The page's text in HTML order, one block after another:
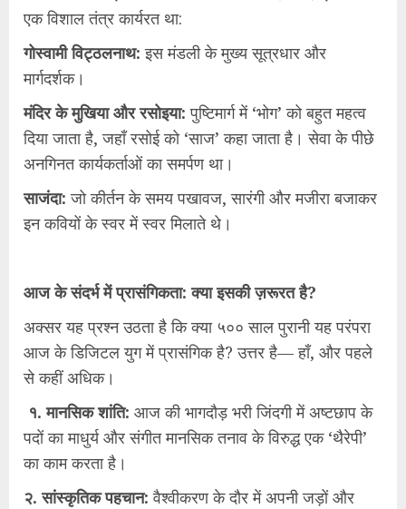
एक विशाल तंत्र कार्यरत था:
गोस्वामी विट्ठलनाथ: इस मंडली के मुख्य सूत्रधार और
मार्गदर्शक।
मंदिर के मुखिया और रसोइया: पुष्टिमार्ग में ‘भोग’ को बहुत महत्व
दिया जाता है, जहाँ रसोई को ‘साज’ कहा जाता है। सेवा के पीछे
अनगिनत कार्यकर्ताओं का समर्पण था।
साजंदा: जो कीर्तन के समय पखावज, सारंगी और मजीरा बजाकर
इन कवियों के स्वर में स्वर मिलाते थे।
आज के संदर्भ में प्रासंगिकता: क्या इसकी ज़रूरत है?
अक्सर यह प्रश्न उठता है कि क्या ५०० साल पुरानी यह परंपरा
आज के डिजिटल युग में प्रासंगिक है? उत्तर है— हाँ, और पहले
से कहीं अधिक।
१. मानसिक शांति: आज की भागदौड़ भरी जिंदगी में अष्टछाप के
पदों का माधुर्य और संगीत मानसिक तनाव के विरुद्ध एक ‘थैरेपी’
का काम करता है।
२. सांस्कृतिक पहचान: वैश्वीकरण के दौर में अपनी जड़ों और